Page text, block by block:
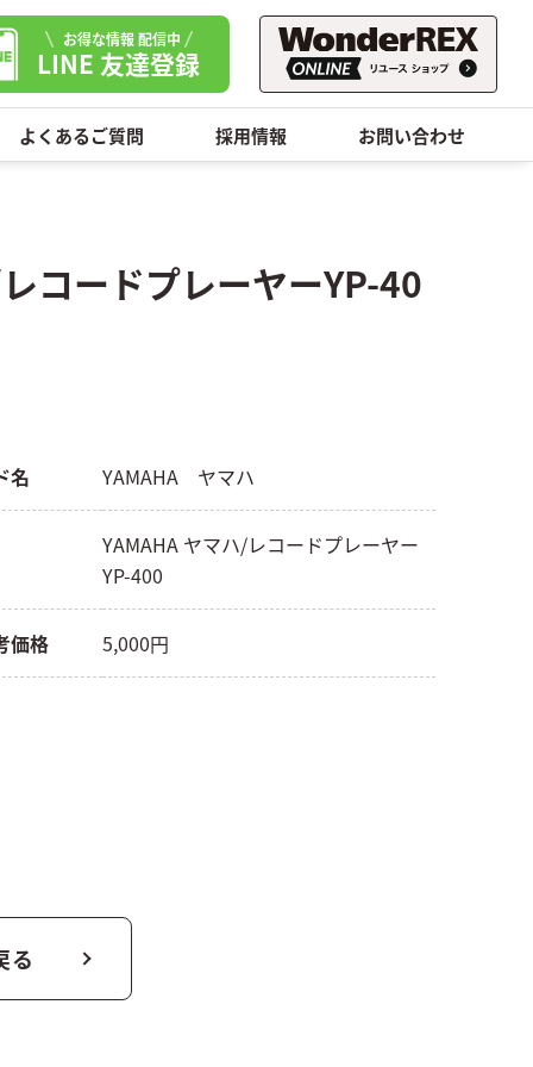
お得な情報 配信中
LINE 友達登録
よくあるご質問 採用情報 お問い合わせ
ードプレーヤーYP-40
名 YAMAHA ヤマハ
YAMAHA ヤマハ/レコードプレーヤー
YP-400
価格 5,000円
る